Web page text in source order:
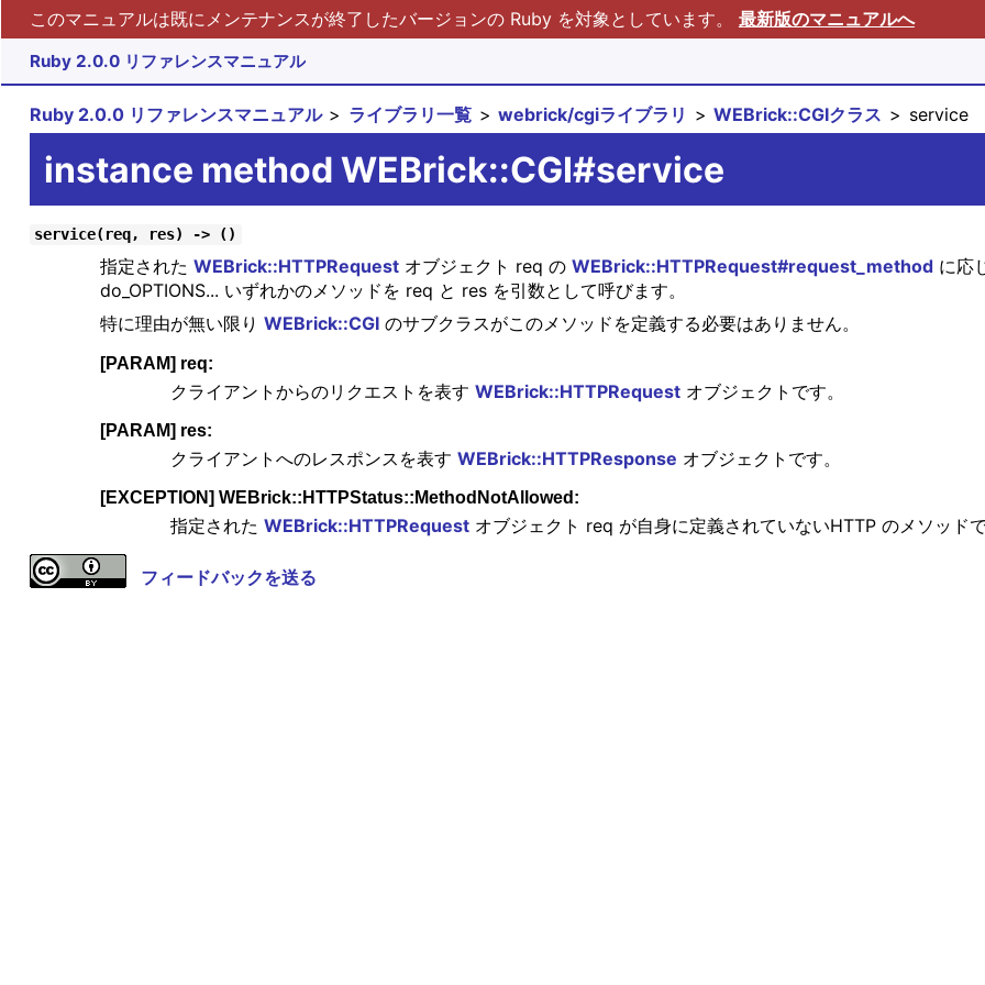
このマニュアルは既にメンテナンスが終了したバージョンの Ruby を対象としています。 最新版のマニュアルへ
Ruby 2.0.0 リファレンスマニュアル
Ruby 2.0.0 リファレンスマニュアル ライブラリ一覧 webrick/cgiライブラリ WEBrick::CGIクラス service
instance method WEBrick::CGI#service
service(req, res) -> ()
指定された WEBrick::HTTPRequestオブジェクト req の WEBrick::HTTPRequest#request_methodに応
do_OPTIONS... いずれかのメソッドを req と res を引数として呼びます。
特に理由が無い限り WEBrick::CGIのサブクラスがこのメソッドを定義する必要はありません。
[PARAM] req:
クライアントからのリクエストを表す WEBrick::HTTPRequestオブジェクトです。
[PARAM] res:
クライアントへのレスポンスを表す WEBrick::HTTPResponse オブジェクトです。
[EXCEPTION] WEBrick::HTTPStatus::MethodNotAllowed:
指定された WEBrick::HTTPRequestオブジェクト req が自身に定義されていないHTTP のメソッドで
フィードバックを送る